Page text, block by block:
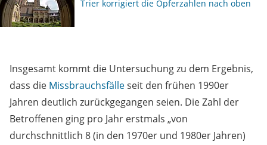
Trier korrigiert die Opferzahlen nach oben
Insgesamt kommt die Untersuchung zu dem Ergebnis,
dass die Missbrauchsfälleseit den frühen 1990er
Jahren deutlich zurückgegangen seien. Die Zahl der
Betroffenen ging pro Jahr erstmals „von
durchschnittlich 8 (in den 1970er und 1980er Jahren)